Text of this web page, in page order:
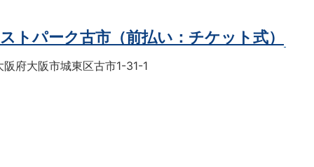
トパーク古市（前払い：チケット式）
阪府大阪市城東区古市1-31-1